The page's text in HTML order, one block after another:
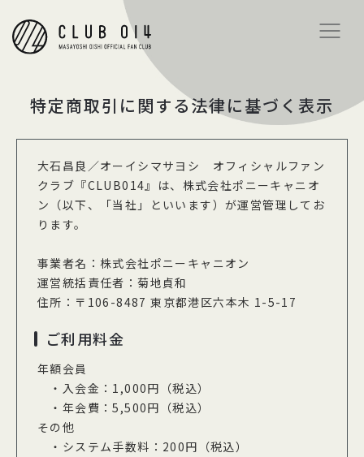
特定商取引に関する法律に基づく表示
大石昌良／オーイシマサヨシ オフィシャルファン
クラブ『CLUB014』は、株式会社ポニーキャニオ
ン（以下、「当社」といいます）が運営管理してお
ります。
事業者名：株式会社ポニーキャニオン
運営統括責任者：菊地貞和
住所：〒106-8487 東京都港区六本木 1-5-17
ご利用料金
年額会員
・入会金：1,000円（税込）
・年会費：5,500円（税込）
その他
・システム手数料：200円（税込）